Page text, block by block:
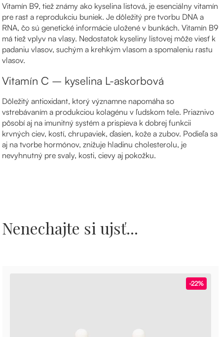
Vitamín B9, tiež známy ako kyselina listová, je esenciálny vitamín
pre rast a reprodukciu buniek. Je dôležitý pre tvorbu DNA a
RNA, čo sú genetické informácie uložené v bunkách. Vitamín B9
má tiež vplyv na vlasy. Nedostatok kyseliny listovej môže viesť k
padaniu vlasov, suchým a krehkým vlasom a spomaleniu rastu
vlasov.
Vitamín C – kyselina L-askorbová
Dôležitý antioxidant, ktorý významne napomáha so
vstrebávaním a produkciou kolagénu v ľudskom tele. Priaznivo
pôsobí aj na imunitný systém a prispieva k dobrej funkcii
krvných ciev, kostí, chrupaviek, ďasien, kože a zubov. Podieľa sa
aj na tvorbe hormónov, znižuje hladinu cholesterolu, je
nevyhnutný pre svaly, kosti, cievy aj pokožku.
Nenechajte si ujsť...
-22%